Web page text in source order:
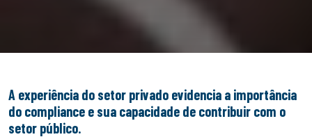
A experiência do setor privado evidencia a importância
do compliance e sua capacidade de contribuir com o
setor público.